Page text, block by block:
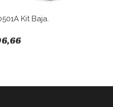
Kit Baja.